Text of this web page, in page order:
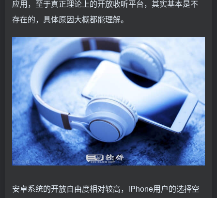
应用，至于真正理论上的开放收听平台，其实基本是不
存在的，具体原因大概都能理解。
安卓系统的开放自由度相对较高，iPhone用户的选择空